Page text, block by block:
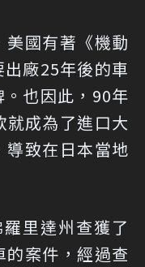
國有著《機動
廠25年後的車
也因此，90年
成為了進口大
致在日本當地
里達州查獲了
案件，經過查